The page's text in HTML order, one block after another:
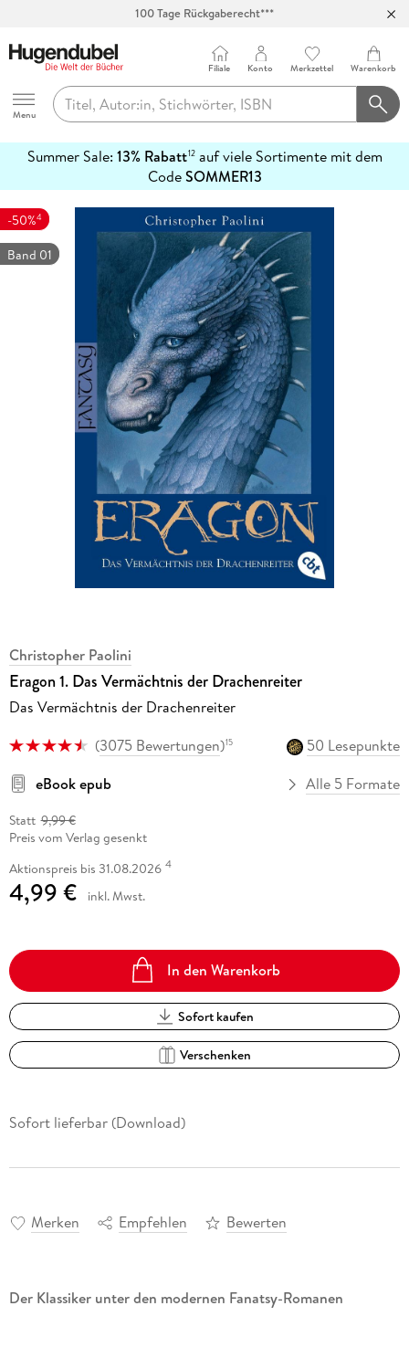
Hugendubel
Menu
Filiale Konto Merkzettel Warenkorb
Summer Sale: 13% Rabatt12auf viele Sortimente mit dem
CodeSOMMER13
erfahren
-50%4
Band 01
Christopher Paolini
Eragon 1. Das Vermächtnis der Drachenreiter
Das Vermächtnis der Drachenreiter
(3075 Bewertungen)15
50 Lesepunkte
eBook epub
Alle 5 Formate
Statt 9,99 €
Preis vom Verlag gesenkt
Aktionspreis bis 31.08.2026 4
4,99 € inkl. Mwst.
In den Warenkorb
Sofort kaufen
Verschenken
Sofort lieferbar (Download)
Merken Empfehlen Bewerten
Der Klassiker unter den modernen Fanatsy-Romanen